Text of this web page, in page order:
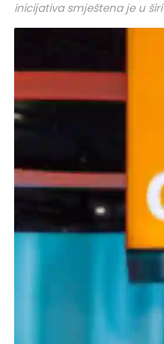
inicijativa smještena je u